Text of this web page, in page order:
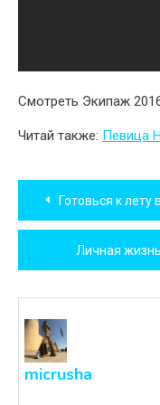
Смотреть Экипаж
Читай также: Певица
Навигация
по
записям
Готовься к лету
Личная
micrusha